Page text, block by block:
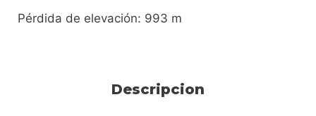
Pérdida de elevación: 993 m
Descripcion